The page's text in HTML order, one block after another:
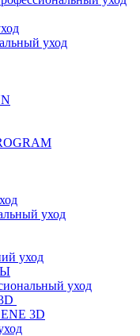
уход
уход
уход
уход
3D